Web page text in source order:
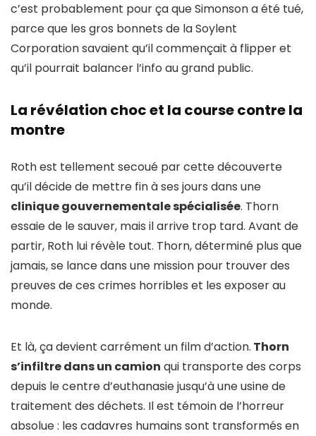
c’est probablement pour ça que Simonson a été tué,
parce que les gros bonnets de la Soylent
Corporation savaient qu’il commençait à flipper et
qu’il pourrait balancer l’info au grand public.
La révélation choc et la course contre la
montre
Roth est tellement secoué par cette découverte
qu’il décide de mettre fin à ses jours dans une
clinique gouvernementale spécialisée. Thorn
essaie de le sauver, mais il arrive trop tard. Avant de
partir, Roth lui révèle tout. Thorn, déterminé plus que
jamais, se lance dans une mission pour trouver des
preuves de ces crimes horribles et les exposer au
monde.
Et là, ça devient carrément un film d’action. Thorn
s’infiltre dans un camion qui transporte des corps
depuis le centre d’euthanasie jusqu’à une usine de
traitement des déchets. Il est témoin de l’horreur
absolue : les cadavres humains sont transformés en